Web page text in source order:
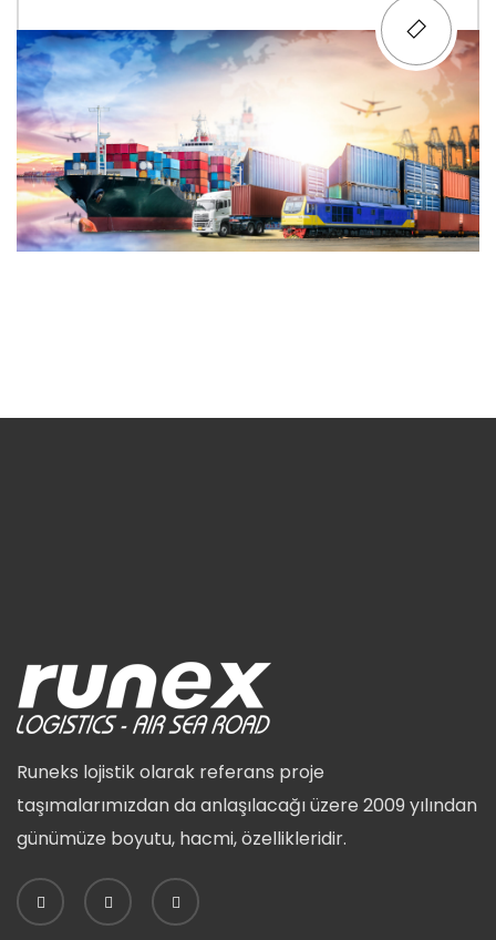
Runeks lojistik olarak referans proje
taşımalarımızdan da anlaşılacağı üzere 2009 yılından
günümüze boyutu, hacmi, özellikleridir.